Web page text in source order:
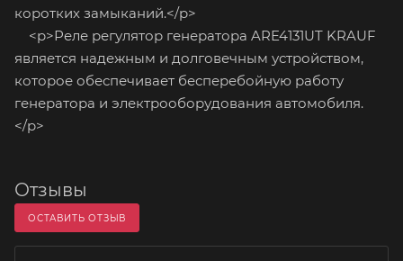
коротких замыканий.</p>
<p>Реле регулятор генератора ARE4131UT KRAUF
является надежным и долговечным устройством,
которое обеспечивает бесперебойную работу
генератора и электрооборудования автомобиля.
</p>
Отзывы
ОСТАВИТЬ ОТЗЫВ